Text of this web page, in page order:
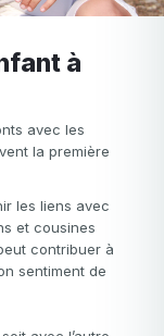
avec les
la première
les liens avec
et cousines
contribuer à
sentiment de